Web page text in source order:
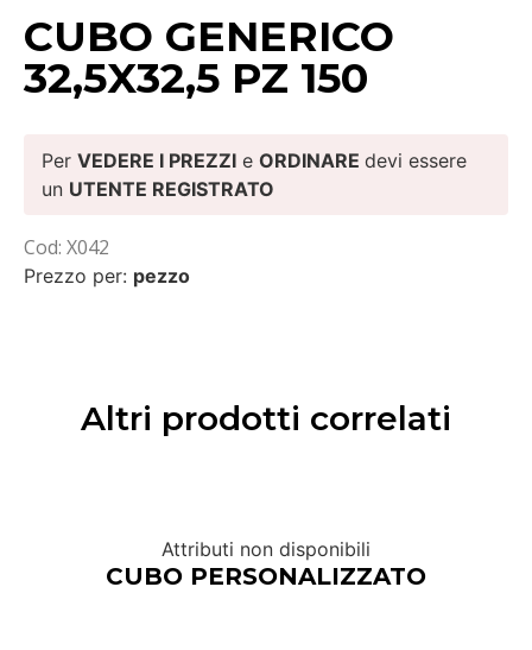
CUBO GENERICO
32,5X32,5 PZ 150
Per VEDERE I PREZZI e ORDINARE devi essere
un UTENTE REGISTRATO
Cod: X042
Prezzo per: pezzo
Altri prodotti correlati
Attributi non disponibili
CUBO PERSONALIZZATO